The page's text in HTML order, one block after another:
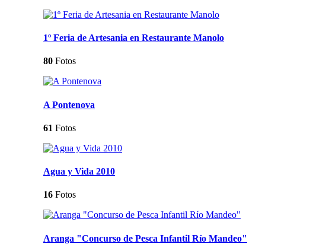
1º Feria de Artesania en Restaurante Manolo
80 Fotos
A Pontenova
61 Fotos
Agua y Vida 2010
16 Fotos
Aranga "Concurso de Pesca Infantil Río Mandeo"